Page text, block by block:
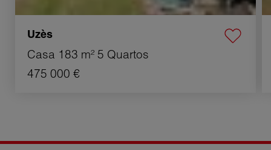
Uzès
Casa 183 m² 5 Quartos
475 000 €